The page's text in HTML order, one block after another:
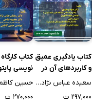
کتاب یادگیری عمیق
و کاربردهای آن در
علوم پزشکی
سعیده عباس نژادورزی
۲۹۷,۰۰۰ ت
کتاب
نویسی
زبان ساده
حسین
۲۷۰,۰۰۰ ت